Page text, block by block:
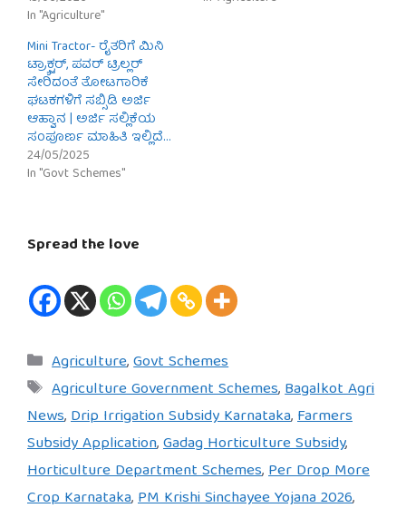
In "Agriculture"
Mini Tractor- ರೈತರಿಗೆ ಮಿನಿ
ಟ್ರ‍್ಯಾಕ್ಟರ್, ಪವರ್ ಟ್ರಿಲ್ಲರ್
ಸೇರಿದಂತೆ ತೋಟಗಾರಿಕೆ
ಘಟಕಗಳಿಗೆ ಸಬ್ಸಿಡಿ ಅರ್ಜಿ
ಆಹ್ವಾನ | ಅರ್ಜಿ ಸಲ್ಲಿಕೆಯ
ಸಂಪೂರ್ಣ ಮಾಹಿತಿ ಇಲ್ಲಿದೆ…
24/05/2025
In "Govt Schemes"
Spread the love
Categories
Agriculture,Govt Schemes
Tags
Agriculture Government Schemes,Bagalkot Agri
News,Drip Irrigation Subsidy Karnataka,Farmers
Subsidy Application,Gadag Horticulture Subsidy,
Horticulture Department Schemes,Per Drop More
Crop Karnataka,PM Krishi Sinchayee Yojana 2026,